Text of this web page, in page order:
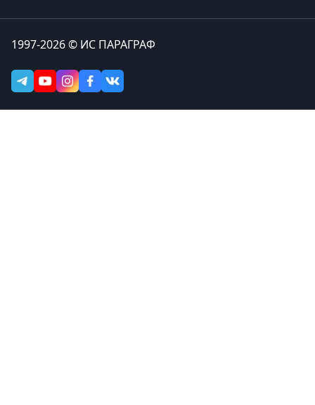
1997-2026 © ИС ПАРАГРАФ